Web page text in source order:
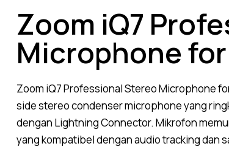
Zoom iQ7
Microphone
Zoom iQ7 Professional Stereo Microphone
side stereo condenser microphone yang
dengan Lightning Connector. Mikrofon
yang kompatibel dengan audio tracking dan